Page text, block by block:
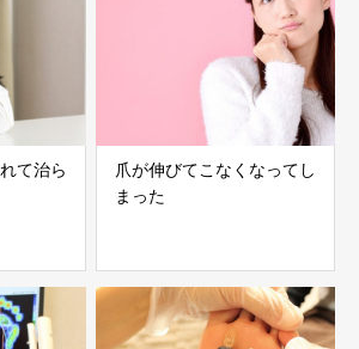
て治ら
爪が伸びてこなくなってし
まった